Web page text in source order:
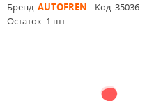
Бренд:AUTOFREN Код:35036
Остаток: 1 шт